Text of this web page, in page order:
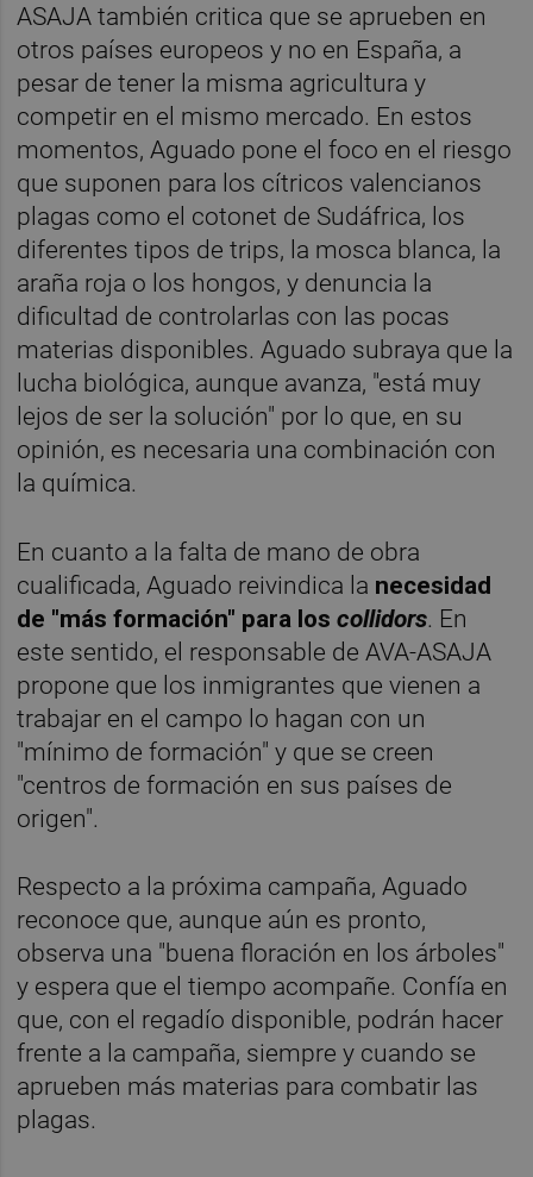
ASAJA también critica que se aprueben en
otros países europeos y no en España, a
pesar de tener la misma agricultura y
competir en el mismo mercado. En estos
momentos, Aguado pone el foco en el riesgo
que suponen para los cítricos valencianos
plagas como el cotonet de Sudáfrica, los
diferentes tipos de trips, la mosca blanca, la
araña roja o los hongos, y denuncia la
dificultad de controlarlas con las pocas
materias disponibles. Aguado subraya que la
lucha biológica, aunque avanza, "está muy
lejos de ser la solución" por lo que, en su
opinión, es necesaria una combinación con
la química.
En cuanto a la falta de mano de obra
cualificada, Aguado reivindica la necesidad
de "más formación" para loscollidors. En
este sentido, el responsable de AVA-ASAJA
propone que los inmigrantes que vienen a
trabajar en el campo lo hagan con un
"mínimo de formación" y que se creen
"centros de formación en sus países de
origen".
Respecto a la próxima campaña, Aguado
reconoce que, aunque aún es pronto,
observa una "buena floración en los árboles"
y espera que el tiempo acompañe. Confía en
que, con el regadío disponible, podrán hacer
frente a la campaña, siempre y cuando se
aprueben más materias para combatir las
plagas.